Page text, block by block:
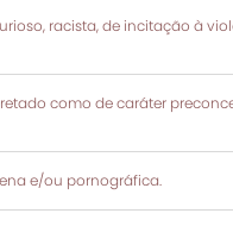
racista, de incitação à
como de caráter
e/ou pornográfica.